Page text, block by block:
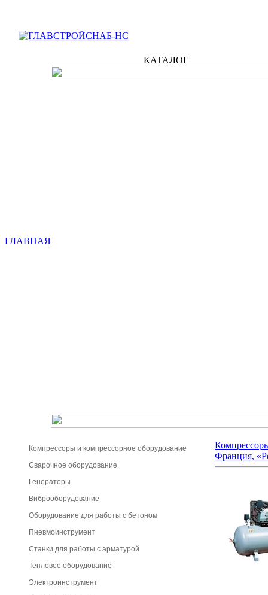
ГЛАВНАЯ
КАТАЛОГ
Компрессоры и компрессорное оборудование
Сварочное оборудование
Генераторы
Виброоборудование
Оборудование для работы с бетоном
Пневмоинструмент
Станки для работы с арматурой
Тепловое оборудование
Электроинструмент
Франция,